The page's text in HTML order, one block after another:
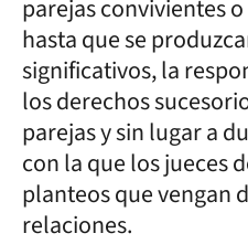
parejas convivientes
hasta que se
significativos, la
los derechos
parejas y sin lugar a
con la que los jueces
planteos que vengan
relaciones.